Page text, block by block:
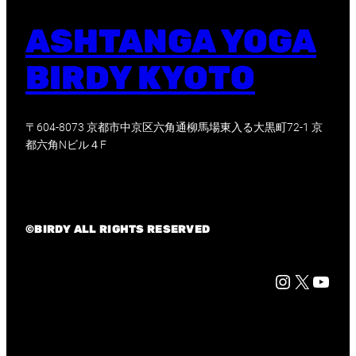
ASHTANGA YOGA
BIRDY KYOTO
〒604-8073 京都市中京区六角通柳馬場東入る大黒町72-1 京
都六角Nビル４F
©BIRDY ALL RIGHTS RESERVED
Instagram X 京都市中心部に位置する Birdy yoga studio